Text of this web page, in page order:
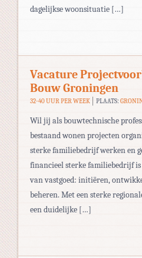
dagelijkse woonsituatie […]
Vacature
Bouw Groningen
32-40 UUR PER WEEK PLAATS:
Wil jij als bouwtechnische
bestaand wonen projecten
sterke familiebedrijf werken en
financieel sterke familiebedrijf
van vastgoed: initiëren,
beheren. Met een sterke
een duidelijke […]